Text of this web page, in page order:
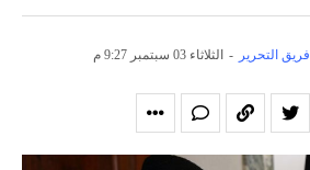
فريق التحرير - الثلاثاء 03 سبتمبر 9:27 م